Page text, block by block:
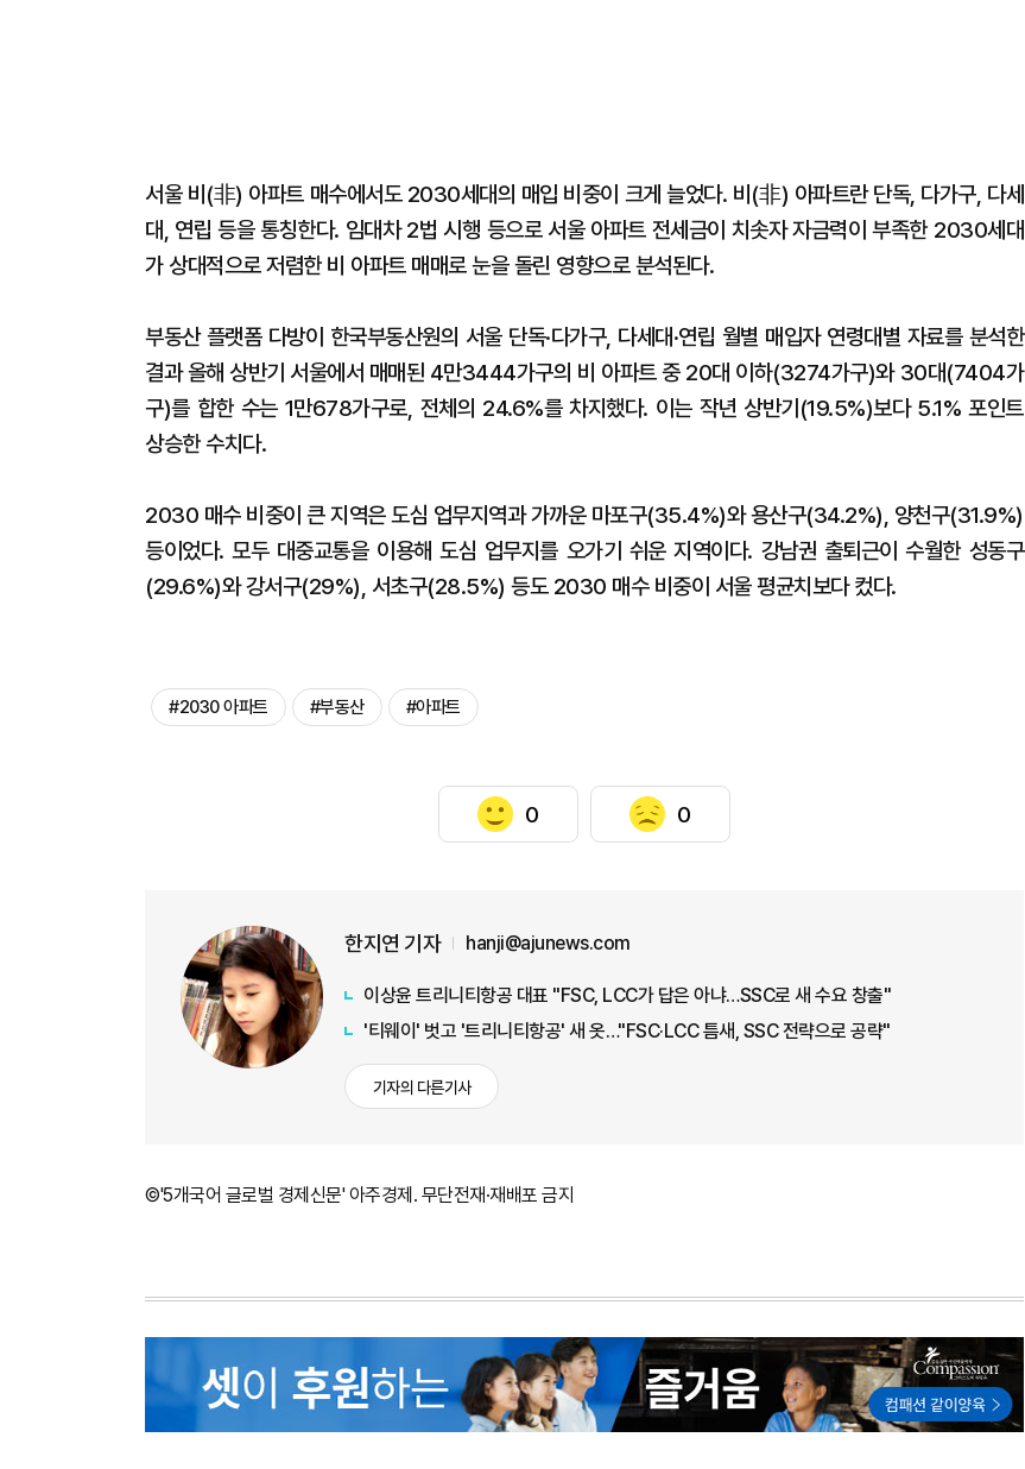
서울 비(非) 아파트 매수에서도 2030세대의 매입 비중이 크게 늘었다. 비(非) 아파트란 단독, 다가구, 다세
대, 연립 등을 통칭한다. 임대차 2법 시행 등으로 서울 아파트 전세금이 치솟자 자금력이 부족한 2030세대
가 상대적으로 저렴한 비 아파트 매매로 눈을 돌린 영향으로 분석된다.
부동산 플랫폼 다방이 한국부동산원의 서울 단독·다가구, 다세대·연립 월별 매입자 연령대별 자료를 분석한
결과 올해 상반기 서울에서 매매된 4만3444가구의 비 아파트 중 20대 이하(3274가구)와 30대(7404가
구)를 합한 수는 1만678가구로, 전체의 24.6%를 차지했다. 이는 작년 상반기(19.5%)보다 5.1% 포인트
상승한 수치다.
2030 매수 비중이 큰 지역은 도심 업무지역과 가까운 마포구(35.4%)와 용산구(34.2%), 양천구(31.9%)
등이었다. 모두 대중교통을 이용해 도심 업무지를 오가기 쉬운 지역이다. 강남권 출퇴근이 수월한 성동구
(29.6%)와 강서구(29%), 서초구(28.5%) 등도 2030 매수 비중이 서울 평균치보다 컸다.
#2030 아파트 #부동산 #아파트
0 0
한지연 기자 hanji@ajunews.com
이상윤 트리니티항공 대표 "FSC, LCC가 답은 아냐…SSC로 새 수요 창출"
'티웨이' 벗고 '트리니티항공' 새 옷…"FSC·LCC 틈새, SSC 전략으로 공략"
기자의 다른기사
©'5개국어 글로벌 경제신문' 아주경제. 무단전재·재배포 금지